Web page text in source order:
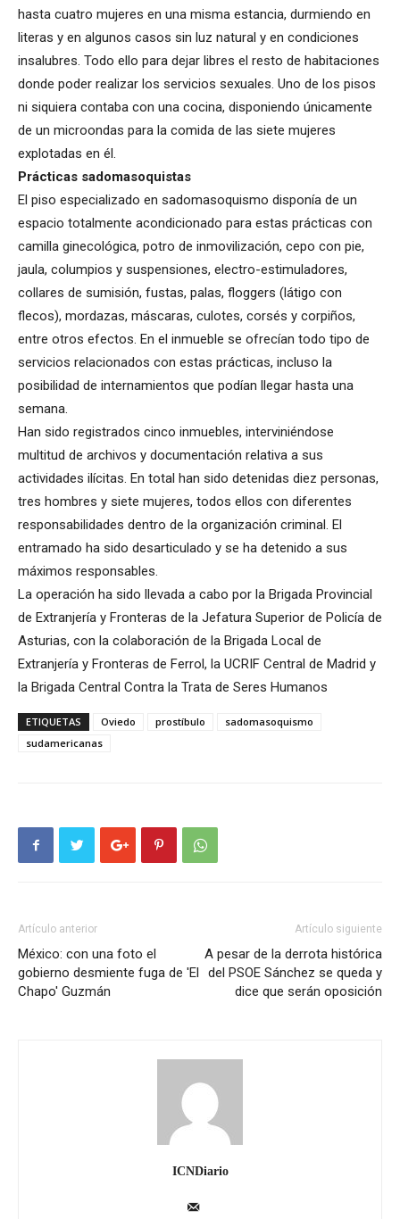
hasta cuatro mujeres en una misma estancia, durmiendo en
literas y en algunos casos sin luz natural y en condiciones
insalubres. Todo ello para dejar libres el resto de habitaciones
donde poder realizar los servicios sexuales. Uno de los pisos
ni siquiera contaba con una cocina, disponiendo únicamente
de un microondas para la comida de las siete mujeres
explotadas en él.
Prácticas sadomasoquistas
El piso especializado en sadomasoquismo disponía de un
espacio totalmente acondicionado para estas prácticas con
camilla ginecológica, potro de inmovilización, cepo con pie,
jaula, columpios y suspensiones, electro-estimuladores,
collares de sumisión, fustas, palas, floggers (látigo con
flecos), mordazas, máscaras, culotes, corsés y corpiños,
entre otros efectos. En el inmueble se ofrecían todo tipo de
servicios relacionados con estas prácticas, incluso la
posibilidad de internamientos que podían llegar hasta una
semana.
Han sido registrados cinco inmuebles, interviniéndose
multitud de archivos y documentación relativa a sus
actividades ilícitas. En total han sido detenidas diez personas,
tres hombres y siete mujeres, todos ellos con diferentes
responsabilidades dentro de la organización criminal. El
entramado ha sido desarticulado y se ha detenido a sus
máximos responsables.
La operación ha sido llevada a cabo por la Brigada Provincial
de Extranjería y Fronteras de la Jefatura Superior de Policía de
Asturias, con la colaboración de la Brigada Local de
Extranjería y Fronteras de Ferrol, la UCRIF Central de Madrid y
la Brigada Central Contra la Trata de Seres Humanos
ETIQUETAS Oviedo prostíbulo
sadomasoquismo
sudamericanas
Artículo anterior
México: con una foto el
gobierno desmiente fuga de 'El
Chapo' Guzmán
Artículo siguiente
A pesar de la derrota histórica
del PSOE Sánchez se queda y
dice que serán oposición
ICNDiario